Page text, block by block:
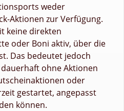
weder
Aktionen zur Verfügung.
keine direkten
oder Boni aktiv, über die
Das bedeutet jedoch
ohne Aktionen
oder
gestartet, angepasst
können.